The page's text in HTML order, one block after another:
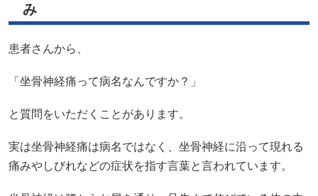
み
患者さんから、
「坐骨神経痛って病名なんですか？」
と質問をいただくことがあります。
実は坐骨神経痛は病名ではなく、坐骨神経に沿って現れる
痛みやしびれなどの症状を指す言葉と言われています。